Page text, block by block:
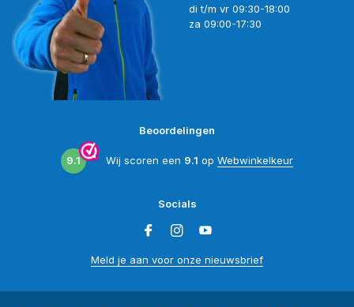
di t/m vr 09:30-18:00
za 09:00-17:30
Beoordelingen
9.1 Wij scoren een 9.1 op Webwinkelkeur
Socials
Meld je aan voor onze nieuwsbrief